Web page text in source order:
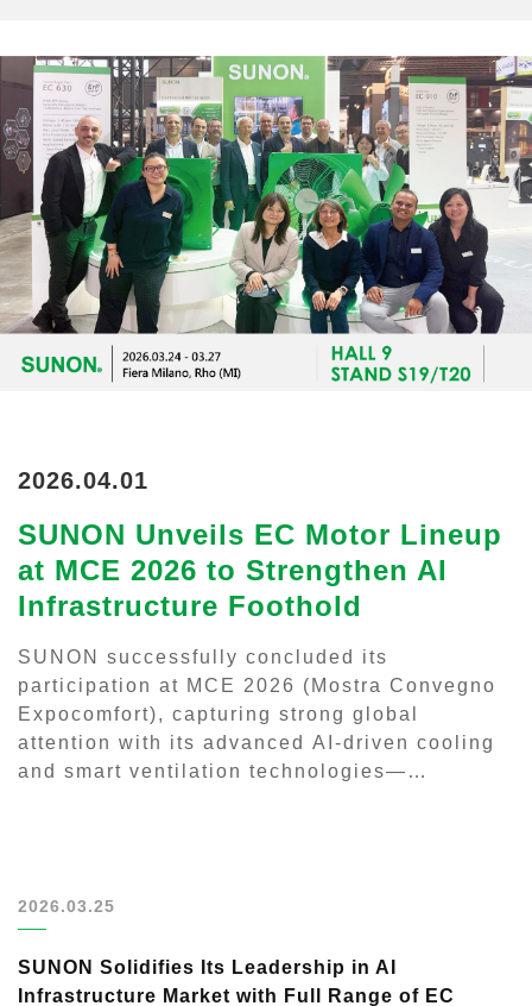
2026.04.01
SUNON Unveils EC Motor Lineup
at MCE 2026 to Strengthen AI
Infrastructure Foothold
SUNON successfully concluded its
participation at MCE 2026 (Mostra Convegno
Expocomfort), capturing strong global
attention with its advanced AI-driven cooling
and smart ventilation technologies—
2026.03.25
SUNON Solidifies Its Leadership in AI
Infrastructure Market with Full Range of EC